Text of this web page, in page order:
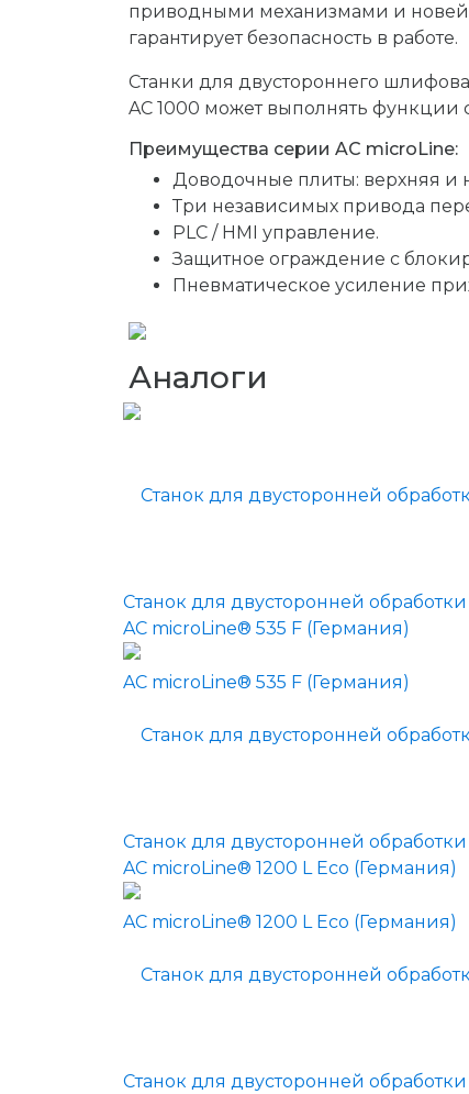
приводными механизмами и
гарантирует безопасность в работе.
Станки для двустороннего
AC 1000 может выполнять функции
Преимущества серии AC microLine:
Доводочные плиты: верхняя и
Три независимых привода
PLC / HMI управление.
Защитное ограждение с
Пневматическое усиление
Аналоги
Станок для двусторонней
AC microLine® 535 F (Германия)
Станок для двусторонней
AC microLine® 1200 L Eco (Германия)
Станок для двусторонней